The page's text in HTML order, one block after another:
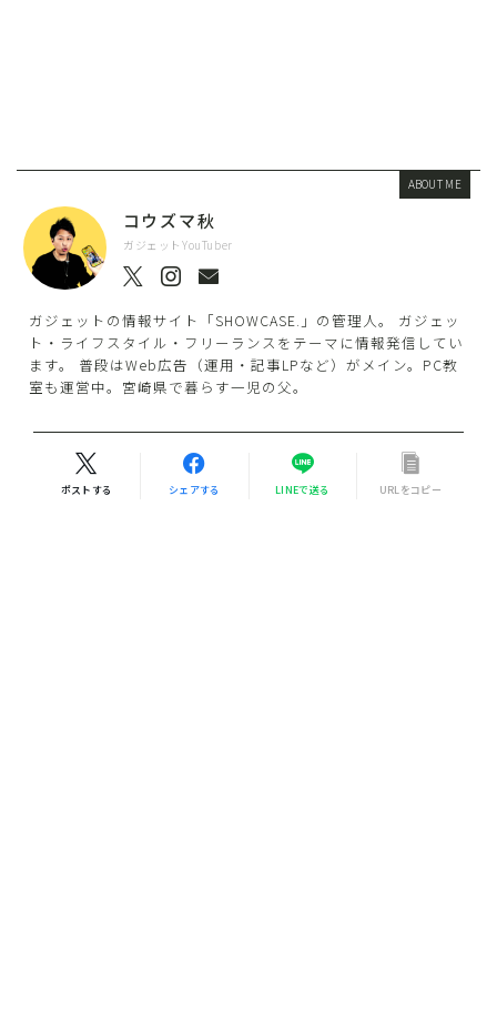
ABOUT ME
コウズマ秋
ガジェットYouTuber
ガジェットの情報サイト「SHOWCASE.」の管理人。 ガジェッ
ト・ライフスタイル・フリーランスをテーマに情報発信してい
ます。 普段はWeb広告（運用・記事LPなど）がメイン。PC教
室も運営中。宮崎県で暮らす一児の父。
ポストする シェアする LINEで送る URLをコピー